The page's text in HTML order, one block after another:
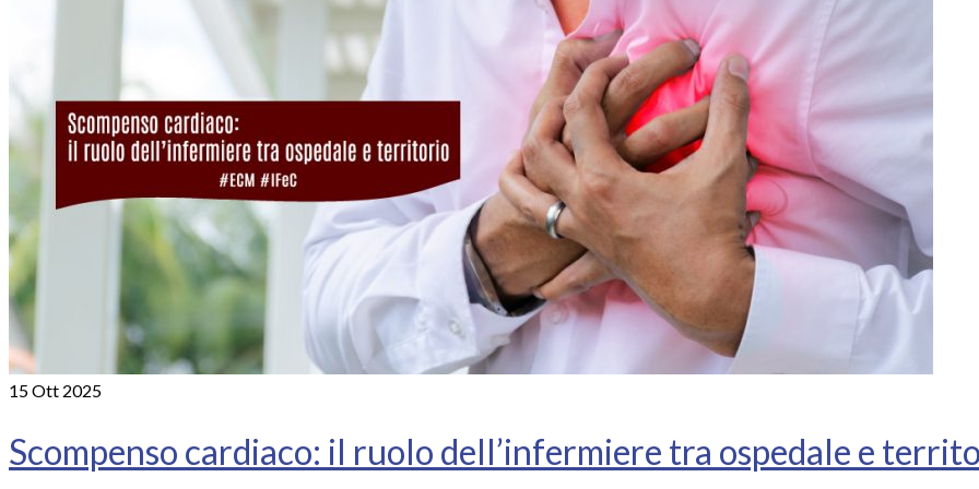
15Ott 2025
Scompenso cardiaco: il ruolo dell’infermiere tra ospedale e